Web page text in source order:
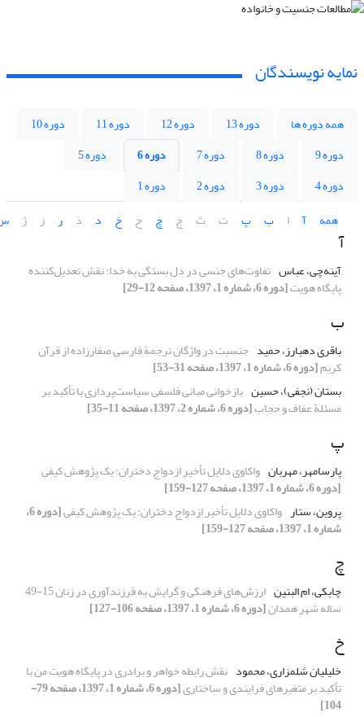
نمایه نویسندگان
همه دوره ها دوره 13 دوره 12 دوره 11
دوره 10
دوره 9
دوره 8 دوره 7 دوره 6
دوره 5
دوره 4
دوره 3 دوره 2
دوره 1
همه
آ ا ب پ ت ث ج چ ح خ د ذ ر ز ژ
آ
آینه‌چی، عباس تفاوت‌های جنسی در دل بستگی به خدا: نقش تعدیل‌کننده
پایگاه هویت[دوره 6، شماره 1، 1397، صفحه 12-29]
ب
باقری دهبارز، حمید جنسیت در واژگان ترجمة فارسیِ صفارزاده از قرآن
کریم[دوره 6، شماره 1، 1397، صفحه 31-53]
بستان (نجفی)، حسین بازخوانی مبانی فلسفی سیاست‌پردازی با تأکید بر
مسئلة عفاف و حجاب[دوره 6، شماره 2، 1397، صفحه 11-35]
پ
پارسامهر، مهربان واکاوی دلایل تأخیر ازدواج دختران: یک پژوهش کیفی
[دوره 6، شماره 1، 1397، صفحه 127-159]
پروین، ستار واکاوی دلایل تأخیر ازدواج دختران: یک پژوهش کیفی [دوره 6،
شماره 1، 1397، صفحه 127-159]
چ
چابکی، ام البنین ارزش‌های فرهنگی و گرایش به فرزندآوری در زنان 15-49
ساله شهر همدان[دوره 6، شماره 1، 1397، صفحه 106-127]
خ
خلیلیان شلمزاری، محمود نقش رابطه خواهر و برادری در پایگاه هویت من با
تأکید بر متغیرهای فرایندی و ساختاری [دوره 6، شماره 1، 1397، صفحه 79-
104]